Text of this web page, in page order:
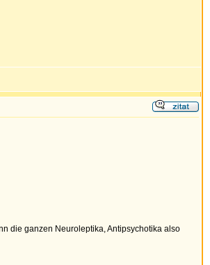
die ganzen Neuroleptika, Antipsychotika also